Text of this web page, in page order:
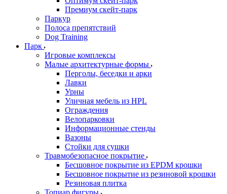
Премиум скейт-парк
Паркур
Полоса препятствий
Dog Training
Парк
Игровые комплексы
Малые архитектурные формы
Перголы, беседки и арки
Лавки
Урны
Уличная мебель из HPL
Ограждения
Велопарковки
Информационные стенды
Вазоны
Стойки для сушки
Травмобезопасное покрытие
Бесшовное покрытие из EPDM крошки
Бесшовное покрытие из резиновой крошки
Резиновая плитка
Топиар фигуры